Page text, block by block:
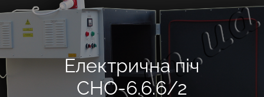
Електрична піч
СНО-6.6.6/2